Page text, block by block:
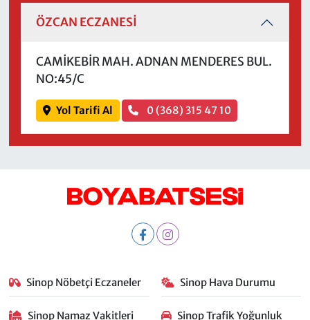
ÖZCAN ECZANESİ
CAMİKEBİR MAH. ADNAN MENDERES BUL.
NO:45/C
Yol Tarifi Al 0 (368) 315 47 10
Sinop Nöbetçi Eczaneler Sinop Hava Durumu
Sinop Namaz Vakitleri
Sinop Trafik Yoğunluk